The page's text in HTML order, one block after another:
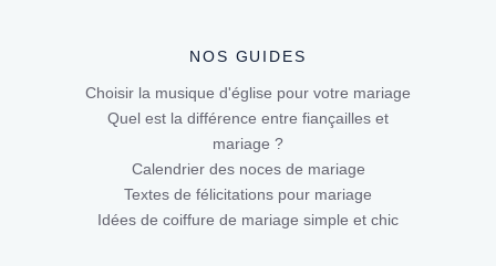
NOS GUIDES
Choisir la musique d'église pour votre mariage
Quel est la différence entre fiançailles et
mariage ?
Calendrier des noces de mariage
Textes de félicitations pour mariage
Idées de coiffure de mariage simple et chic